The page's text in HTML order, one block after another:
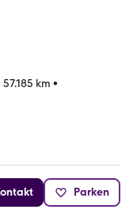
57.185 km •
Parken